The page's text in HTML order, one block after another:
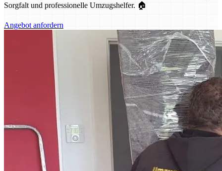
Sorgfalt und professionelle Umzugshelfer. 🏠
Angebot anfordern